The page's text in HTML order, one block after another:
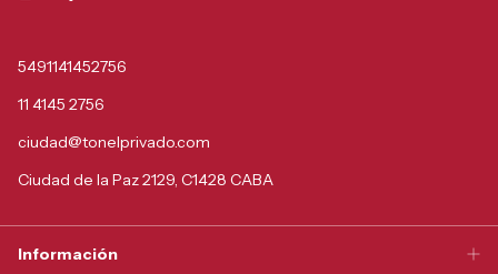
5491141452756
11 4145 2756
ciudad@tonelprivado.com
Ciudad de la Paz 2129, C1428 CABA
Información